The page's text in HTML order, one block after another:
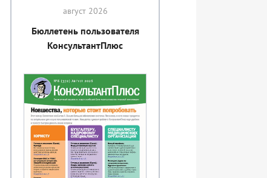
август 2026
Бюллетень пользователя
КонсультантПлюс